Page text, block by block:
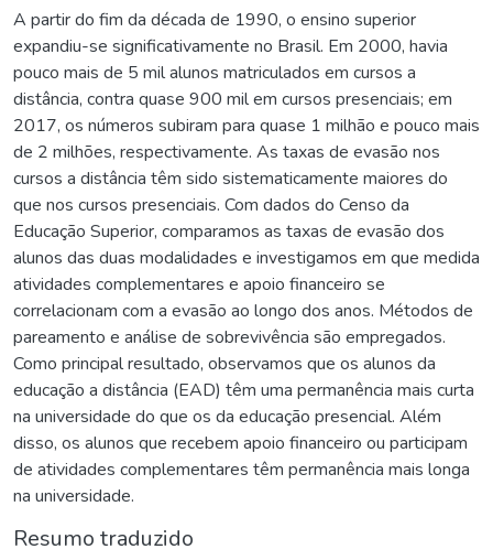
A partir do fim da década de 1990, o ensino superior
expandiu-se significativamente no Brasil. Em 2000, havia
pouco mais de 5 mil alunos matriculados em cursos a
distância, contra quase 900 mil em cursos presenciais; em
2017, os números subiram para quase 1 milhão e pouco mais
de 2 milhões, respectivamente. As taxas de evasão nos
cursos a distância têm sido sistematicamente maiores do
que nos cursos presenciais. Com dados do Censo da
Educação Superior, comparamos as taxas de evasão dos
alunos das duas modalidades e investigamos em que medida
atividades complementares e apoio financeiro se
correlacionam com a evasão ao longo dos anos. Métodos de
pareamento e análise de sobrevivência são empregados.
Como principal resultado, observamos que os alunos da
educação a distância (EAD) têm uma permanência mais curta
na universidade do que os da educação presencial. Além
disso, os alunos que recebem apoio financeiro ou participam
de atividades complementares têm permanência mais longa
na universidade.
Resumo traduzido